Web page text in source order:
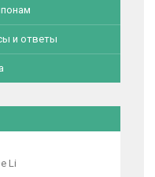
и ответы
Li